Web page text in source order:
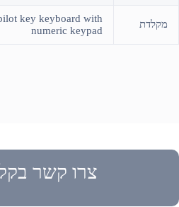
מקלדת
key keyboard with
numeric keypad
צרו קשר